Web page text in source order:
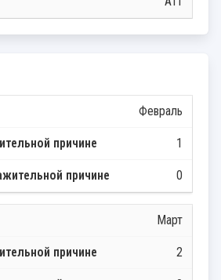
Февраль
1
0
Март
2